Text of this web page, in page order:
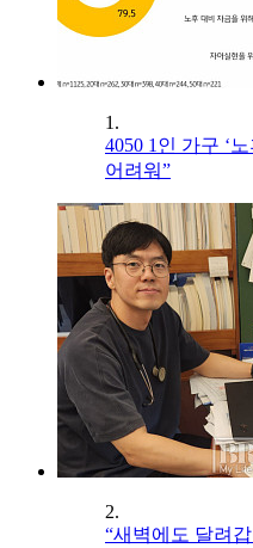
1.
4050 1인 가구 ‘
어려워”
2.
“새벽에도 달려